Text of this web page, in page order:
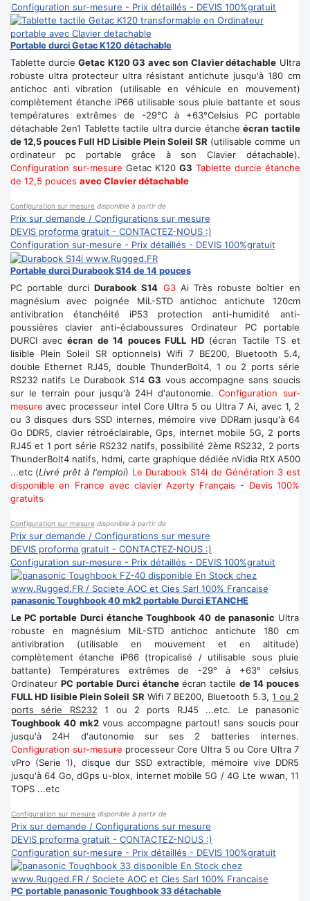
Configuration sur-mesure - Prix détaillés - DEVIS 100%gratuit
Portable durci Getac K120 détachable
Tablette durcieGetac K120 G3 avec son Clavier détachable Ultra
robuste ultra protecteur ultra résistant antichute jusqu'à 180 cm
antichoc anti vibration (utilisable en véhicule en mouvement)
complètement étanche iP66 utilisable sous pluie battante et sous
températures extrêmes de -29°C à +63°Celsius PC portable
détachable 2en1 Tablette tactile ultra durcie étanche écran tactile
de 12,5 pouces Full HD Lisible Plein Soleil SR (utilisable comme un
ordinateur pc portable grâce à son Clavier détachable).
Configuration sur-mesure Getac K120 G3 Tablette durcie étanche
de 12,5 pouces avec Clavier détachable
Configuration sur mesure disponible à partir de
Prix sur demande / Configurations sur mesure
DEVIS proforma gratuit - CONTACTEZ-NOUS :)
Configuration sur-mesure - Prix détaillés - DEVIS 100%gratuit
Portable durci Durabook S14 de 14 pouces
PC portable durciDurabook S14 G3Ai Très robuste boîtier en
magnésium avec poignée MiL-STD antichoc antichute 120cm
antivibration étanchéité iP53 protection anti-humidité anti-
poussières clavier anti-éclaboussures Ordinateur PC portable
DURCI avecécran de 14 pouces FULL HD(écran Tactile TS et
lisible Plein Soleil SR optionnels) Wifi 7 BE200, Bluetooth 5.4,
double Ethernet RJ45, double ThunderBolt4, 1 ou 2 ports série
RS232 natifs Le Durabook S14G3 vous accompagne sans soucis
sur le terrain pour jusqu'à 24H d'autonomie.Configuration sur-
mesure avec processeur intel Core Ultra 5 ou Ultra 7 Ai, avec 1, 2
ou 3 disques durs SSD internes, mémoire vive DDRam jusqu'à 64
Go DDR5, clavier rétroéclairable, Gps, internet mobile 5G, 2 ports
RJ45 et 1 port série RS232 natifs, possibilité 2ème RS232, 2 ports
ThunderBolt4 natifs, hdmi, carte graphique dédiée nVidia RtX A500
...etc (Livré prêt à l'emploi) Le Durabook S14i de Génération 3 est
disponible en France avec clavier Azerty Français - Devis 100%
gratuits
Configuration sur mesure disponible à partir de
Prix sur demande / Configurations sur mesure
DEVIS proforma gratuit - CONTACTEZ-NOUS :)
Configuration sur-mesure - Prix détaillés - DEVIS 100%gratuit
panasonic Toughbook 40 mk2 portable Durci ETANCHE
Le PC portable Durci étanche Toughbook 40 de panasonic Ultra
robuste en magnésium MiL-STD antichoc antichute 180 cm
antivibration (utilisable en mouvement et en altitude)
complètement étanche iP66 (tropicalisé / utilisable sous pluie
battante) Températures extrêmes de -29° à +63° celsius
Ordinateur PC portable Durci étancheécran tactilede 14 pouces
FULL HD lisible Plein Soleil SR Wifi 7 BE200, Bluetooth 5.3,1 ou 2
ports série RS232 1 ou 2 ports RJ45 ...etc. Le panasonic
Toughbook 40 mk2vous accompagne partout! sans soucis pour
jusqu'à 24H d'autonomie sur ses 2 batteries internes.
Configuration sur-mesure processeur Core Ultra 5 ou Core Ultra 7
vPro (Serie 1), disque dur SSD extractible, mémoire vive DDR5
jusqu'à 64 Go, dGps u-blox, internet mobile 5G / 4G Lte wwan, 11
TOPS ...etc
Configuration sur mesure disponible à partir de
Prix sur demande / Configurations sur mesure
DEVIS proforma gratuit - CONTACTEZ-NOUS :)
Configuration sur-mesure - Prix détaillés - DEVIS 100%gratuit
PC portable panasonic Toughbook 33 détachable